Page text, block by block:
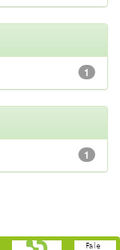
1
1